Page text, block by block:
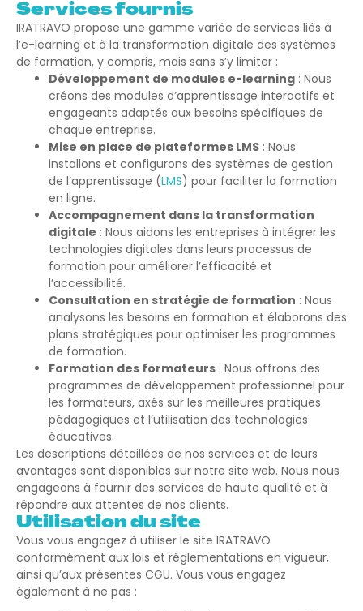
Services fournis
IRATRAVO propose une gamme variée de services liés à
l’e-learning et à la transformation digitale des systèmes
de formation, y compris, mais sans s’y limiter :
Développement de modules e-learning : Nous
créons des modules d’apprentissage interactifs et
engageants adaptés aux besoins spécifiques de
chaque entreprise.
Mise en place de plateformes LMS : Nous
installons et configurons des systèmes de gestion
de l’apprentissage (LMS) pour faciliter la formation
en ligne.
Accompagnement dans la transformation
digitale : Nous aidons les entreprises à intégrer les
technologies digitales dans leurs processus de
formation pour améliorer l’efficacité et
l’accessibilité.
Consultation en stratégie de formation : Nous
analysons les besoins en formation et élaborons des
plans stratégiques pour optimiser les programmes
de formation.
Formation des formateurs : Nous offrons des
programmes de développement professionnel pour
les formateurs, axés sur les meilleures pratiques
pédagogiques et l’utilisation des technologies
éducatives.
Les descriptions détaillées de nos services et de leurs
avantages sont disponibles sur notre site web. Nous nous
engageons à fournir des services de haute qualité et à
répondre aux attentes de nos clients.
Utilisation du site
Vous vous engagez à utiliser le site IRATRAVO
conformément aux lois et réglementations en vigueur,
ainsi qu’aux présentes CGU. Vous vous engagez
également à ne pas :